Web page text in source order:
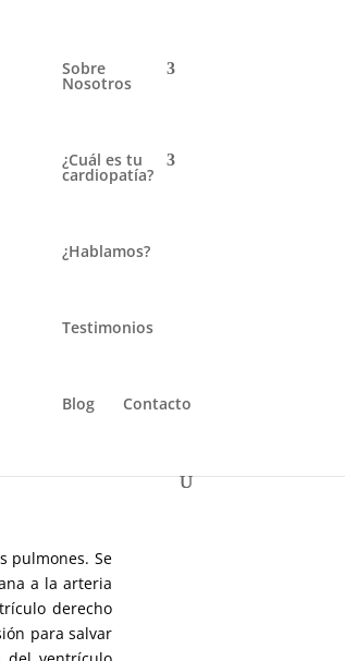
Sobre
Nosotros
¿Cuál es tu
cardiopatía?
¿Hablamos?
Testimonios
Blog Contacto
pulmones. Se
a la arteria
derecho
para salvar